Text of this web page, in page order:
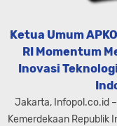
Ketua Umum
RI Momentum
Inovasi
Jakarta, Infopol.co.id
Kemerdekaan Republik